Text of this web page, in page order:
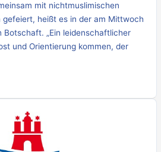
mit nichtmuslimischen
gefeiert, heißt es in der am Mittwoch
„Ein leidenschaftlicher
und Orientierung kommen, der